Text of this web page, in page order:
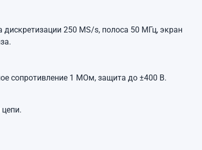
250 MS/s, полоса 50 МГц, экран
сопротивление 1 МОм, защита до ±400 В.